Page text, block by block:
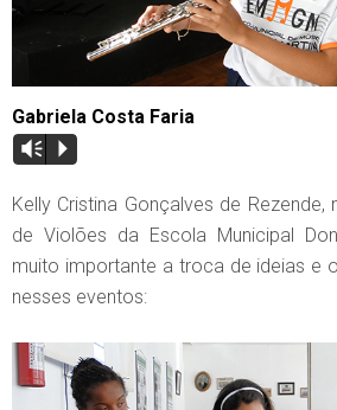
Gabriela Costa Faria
Vm P
Kelly Cristina Gonçalves de
de Violões da Escola Municipal
muito importante a troca de ideias e
nesses eventos: